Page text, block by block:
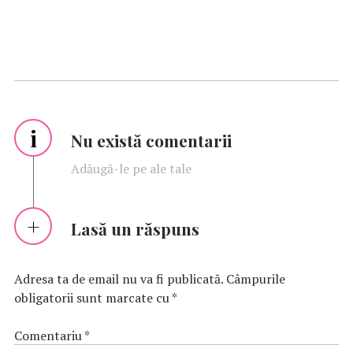
i Nu există comentarii
Adăugă-le pe ale tale
Lasă un răspuns
Adresa ta de email nu va fi publicată. Câmpurile
obligatorii sunt marcate cu*
Comentariu*